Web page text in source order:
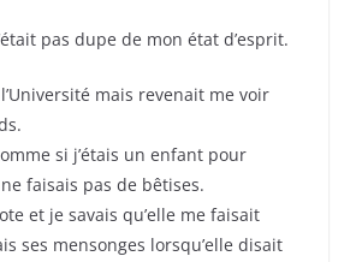
pas dupe de mon état d’esprit.
mais revenait me voir
si j’étais un enfant pour
faisais pas de bêtises.
et je savais qu’elle me faisait
ses mensonges lorsqu’elle disait